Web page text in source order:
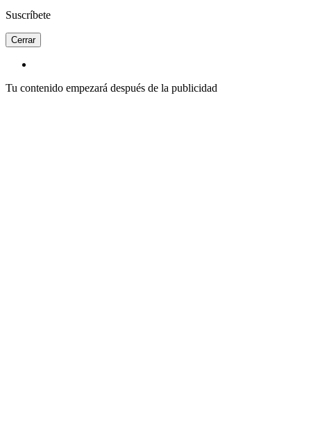
Suscríbete
Cerrar
Tu contenido empezará después de la publicidad